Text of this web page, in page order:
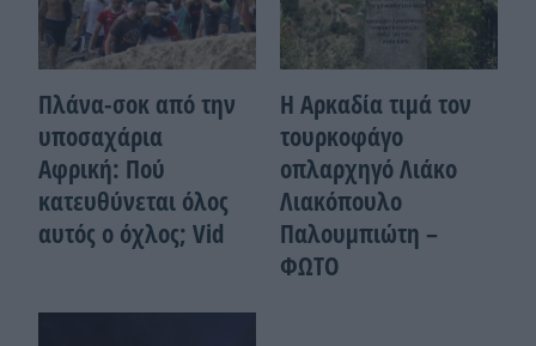
Πλάνα-σοκ από την
υποσαχάρια
Αφρική: Πού
κατευθύνεται όλος
αυτός ο όχλος; Vid
Η Αρκαδία τιμά τον
τουρκοφάγο
οπλαρχηγό Λιάκο
Λιακόπουλο
Παλουμπιώτη –
ΦΩΤΟ